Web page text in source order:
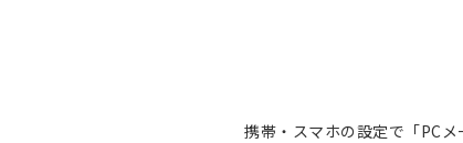
携帯・スマホの設定で「PC